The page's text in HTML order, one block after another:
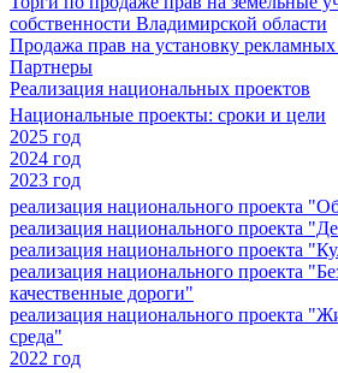
собственности Владимирской области
Продажа прав на установку
Партнеры
Реализация национальных проектов
Национальные проекты: сроки и цели
2025 год
2024 год
2023 год
реализация национального проекта
реализация национального проекта
реализация национального проекта
реализация национального проекта
качественные дороги"
реализация национального проекта
среда"
2022 год